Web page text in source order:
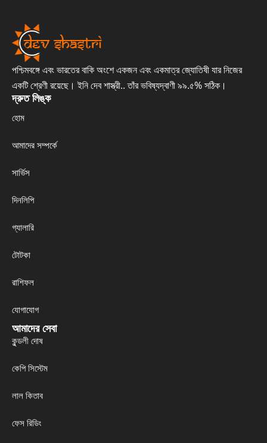
পশ্চিমবঙ্গে এবং ভারতের বাকি অংশে একজন এবং একমাত্র জ্যোতিষী যার নিজের
একটি শ্রেণী রয়েছে। ইনি দেব শাস্ত্রী.. তাঁর ভবিষ্যদ্বাণী ৯৯.৫% সঠিক।
দ্রুত লিঙ্ক
হোম
আমাদের সম্পর্কে
সার্ভিস
দিনলিপি
গ্যালারি
টোটকা
রাশিফল
যোগাযোগ
আমাদের সেবা
কুন্ডলী দোষ
কেপি সিস্টেম
লাল কিতাব
ফেস রিডিং